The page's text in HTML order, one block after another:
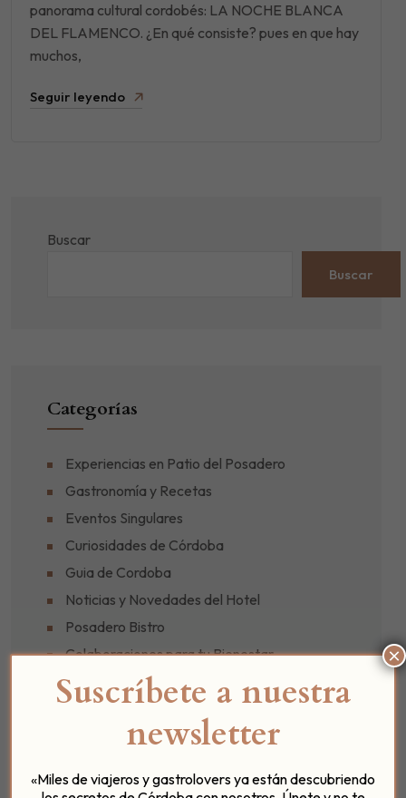
panorama cultural cordobés: LA NOCHE BLANCA
DEL FLAMENCO. ¿En qué consiste? pues en que hay
muchos,
Seguir leyendo
Buscar
Buscar
Categorías
Experiencias en Patio del Posadero
Gastronomía y Recetas
Eventos Singulares
Curiosidades de Córdoba
Guia de Cordoba
Noticias y Novedades del Hotel
Posadero Bistro
Colaboraciones para tu Bienestar
Historias desde el Umbral (Podcast)
Ofertas y Promociones
Suscríbete a nuestra
newsletter
«Miles de viajeros y gastrolovers ya están descubriendo
×